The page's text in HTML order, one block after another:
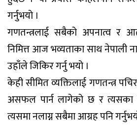
गर्नुभयो ।
गणतन्त्रलाई सबैको अपनात्व र
निमित्त आज भव्यताका साथ नेपाली
उहाँले जिकिर गर्नु भयो ।
केही सीमित व्यक्तिलाई गणतन्त्र
असफल पार्न लागेको छ र त्यसका
त्यसमा नलाग्न सबैमा आग्रह पनि